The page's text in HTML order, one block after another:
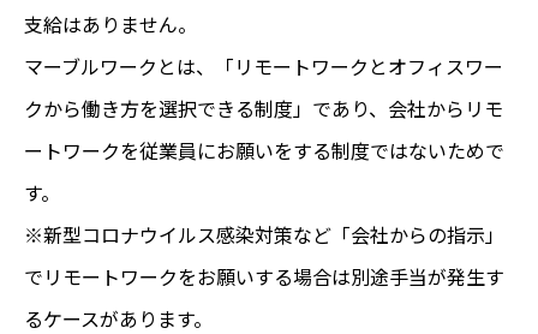
支給はありません。
マーブルワークとは、「リモートワークとオフィスワー
クから働き方を選択できる制度」であり、会社からリモ
ートワークを従業員にお願いをする制度ではないためで
す。
※新型コロナウイルス感染対策など「会社からの指示」
でリモートワークをお願いする場合は別途手当が発生す
るケースがあります。